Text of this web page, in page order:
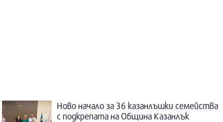
Ново начало за 36 казанлъшки семейства
с подкрепата на Община Казанлък